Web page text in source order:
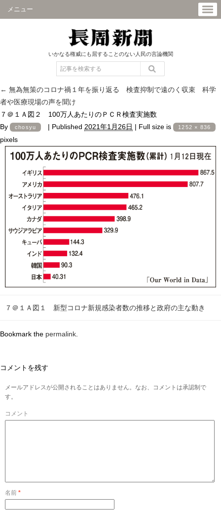
メニュー
いかなる権威にも屈することのない人民の言論機関
← 無為無策のコロナ禍１年を振り返る 検査抑制で遠のく収束 科学
者や医療現場の声を聞け
７＠１Ａ図２ 100万人あたりのＰＣＲ検査実施数
By
chosyu | Published 2021年1月26日 | Full size is 1252 × 836
pixels
７＠１Ａ図１ 新型コロナ新規感染者数の推移と政府の主な動き
Bookmark the permalink
コメントを残す
メールアドレスが公開されることはありません。なお、コメントは承認制で
す。
コメント
名前 *